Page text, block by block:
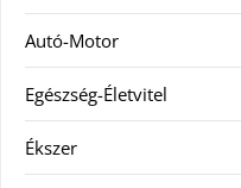
Autó-Motor
Egészség-Életvitel
Ékszer